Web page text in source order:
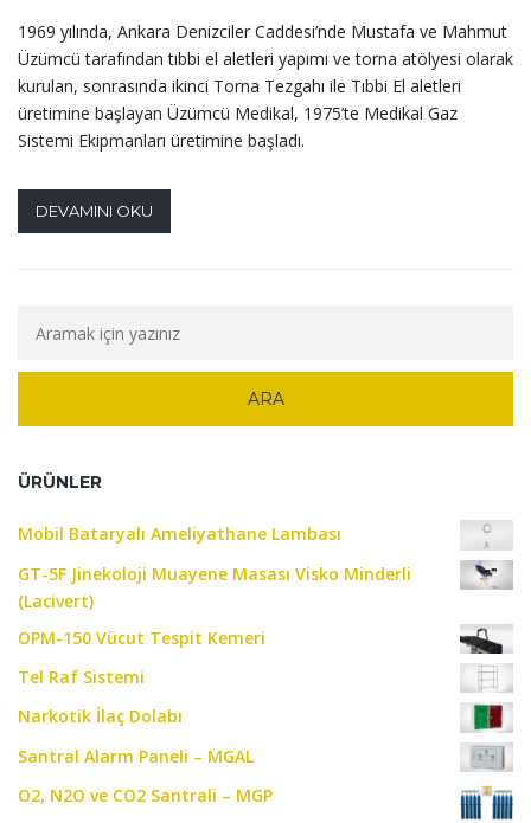
1969 yılında, Ankara Denizciler Caddesi’nde Mustafa ve Mahmut
Üzümcü tarafından tıbbi el aletleri yapımı ve torna atölyesi olarak
kurulan, sonrasında ikinci Torna Tezgahı ile Tıbbi El aletleri
üretimine başlayan Üzümcü Medikal, 1975’te Medikal Gaz
Sistemi Ekipmanları üretimine başladı.
DEVAMINI OKU
ÜRÜNLER
Mobil Bataryalı Ameliyathane Lambası
GT-5F Jinekoloji Muayene Masası Visko Minderli
(Lacivert)
OPM-150 Vücut Tespit Kemeri
Tel Raf Sistemi
Narkotik İlaç Dolabı
Santral Alarm Paneli – MGAL
O2, N2O ve CO2 Santrali – MGP